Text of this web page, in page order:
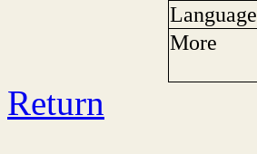
Language
More
Return